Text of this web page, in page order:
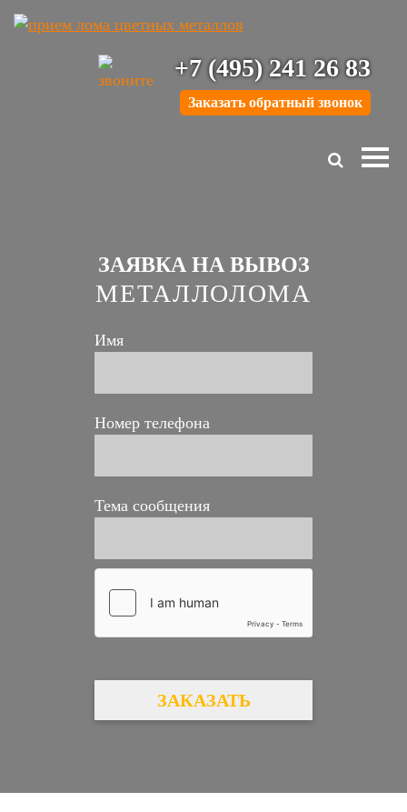
+7 (495) 241 26 83
Заказать обратный звонок
ЗАЯВКА НА ВЫВОЗ
МЕТАЛЛОЛОМА
Имя
Номер телефона
Тема сообщения
ЗАКАЗАТЬ